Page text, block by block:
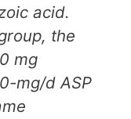
acid.
the
mg
mg/d ASP